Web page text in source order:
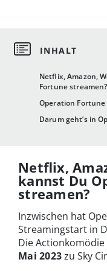
Netflix, Amazon,
Fortune streamen?
Operation Fortune
Darum geht’s in
Netflix,
kannst Du
streamen?
Inzwischen hat
Streamingstart in
Die Actionkomödie
Mai 2023zu Sky